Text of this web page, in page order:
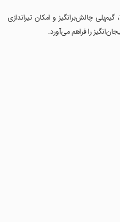
چالش‌برانگیز و امکان تیراندازی
را فراهم می‌آورد.